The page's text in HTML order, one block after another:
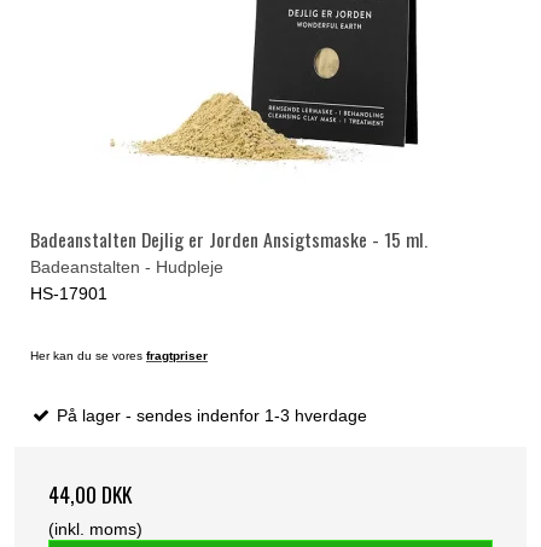
Badeanstalten Dejlig er Jorden Ansigtsmaske - 15 ml.
Badeanstalten - Hudpleje
HS-17901
Her kan du se vores fragtpriser
På lager - sendes indenfor 1-3 hverdage
44,00 DKK
(inkl. moms)